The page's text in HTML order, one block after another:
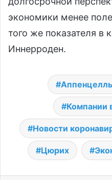
экономики менее
того же показателя в
Иннерроден.
Аппенцелль
Компании
Новости
Цюрих